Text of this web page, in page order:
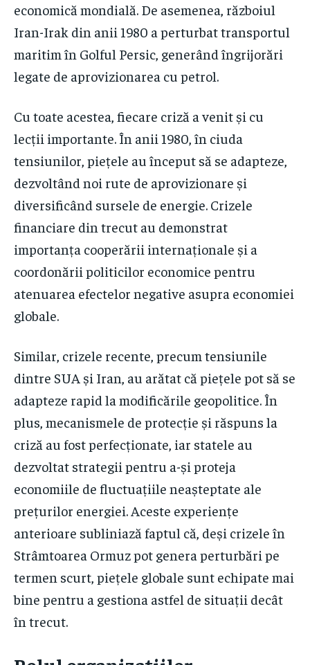
economică mondială. De asemenea, războiul
Iran-Irak din anii 1980 a perturbat transportul
maritim în Golful Persic, generând îngrijorări
legate de aprovizionarea cu petrol.
Cu toate acestea, fiecare criză a venit și cu
lecții importante. În anii 1980, în ciuda
tensiunilor, piețele au început să se adapteze,
dezvoltând noi rute de aprovizionare și
diversificând sursele de energie. Crizele
financiare din trecut au demonstrat
importanța cooperării internaționale și a
coordonării politicilor economice pentru
atenuarea efectelor negative asupra economiei
globale.
Similar, crizele recente, precum tensiunile
dintre SUA și Iran, au arătat că piețele pot să se
adapteze rapid la modificările geopolitice. În
plus, mecanismele de protecție și răspuns la
criză au fost perfecționate, iar statele au
dezvoltat strategii pentru a-și proteja
economiile de fluctuațiile neașteptate ale
prețurilor energiei. Aceste experiențe
anterioare subliniază faptul că, deși crizele în
Strâmtoarea Ormuz pot genera perturbări pe
termen scurt, piețele globale sunt echipate mai
bine pentru a gestiona astfel de situații decât
în trecut.